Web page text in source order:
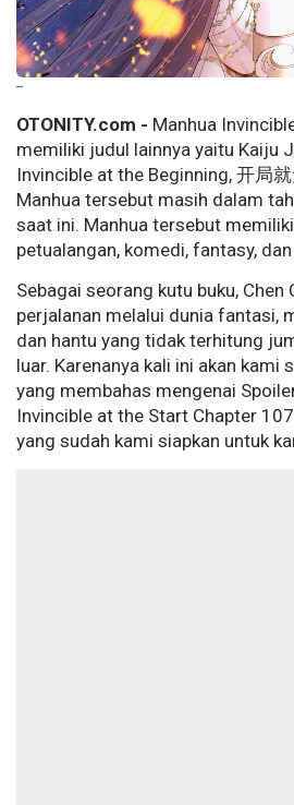
--
OTONITY.com - Manhua
memiliki judul lainnya yaitu Kaiju
Invincible at the Beginning, 开局
Manhua tersebut masih dalam
saat ini. Manhua tersebut
petualangan, komedi, fantasy,
Sebagai seorang kutu buku, Chen
perjalanan melalui dunia fantasi,
dan hantu yang tidak terhitung
luar. Karenanya kali ini akan kami
yang membahas mengenai
Invincible at the Start Chapter
yang sudah kami siapkan untuk